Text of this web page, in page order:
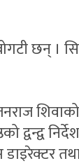
छन् ।
द्वन्द्व
डाइरेक्टर